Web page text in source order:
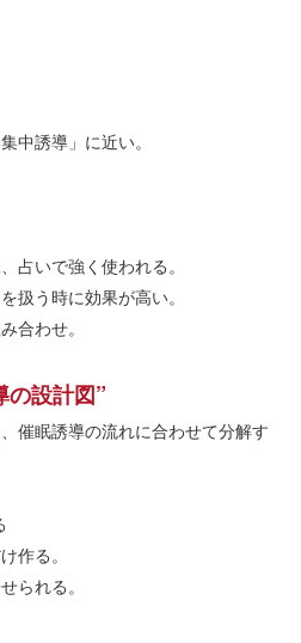
中誘導」に近い。
占いで強く使われる。
扱う時に効果が高い。
合わせ。
の設計図”
催眠誘導の流れに合わせて分解す
作る。
られる。